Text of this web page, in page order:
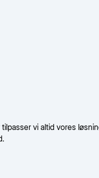
vi altid vores